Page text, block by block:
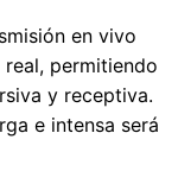
en vivo
permitiendo
y receptiva.
e intensa será